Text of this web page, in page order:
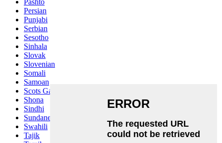
Pashto
Persian
Punjabi
Serbian
Sesotho
Sinhala
Slovak
Slovenian
Somali
Samoan
Scots Gaelic
Shona
Sindhi
Sundanese
Swahili
Tajik